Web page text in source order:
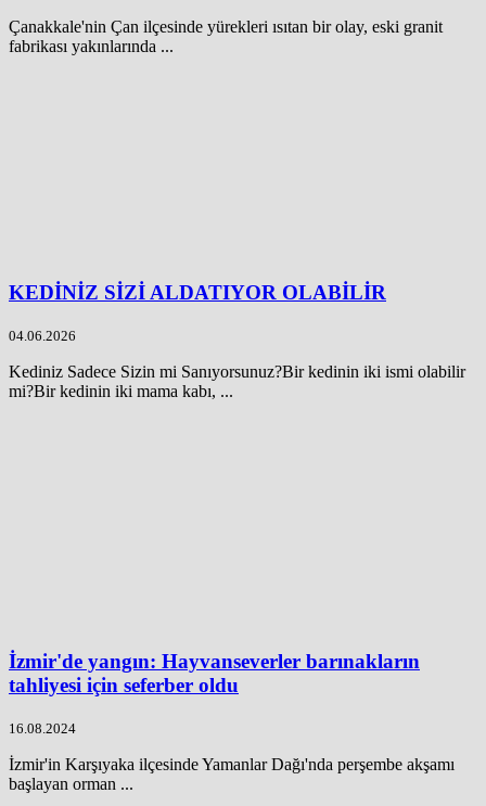
Çanakkale'nin Çan ilçesinde yürekleri ısıtan bir olay, eski granit
fabrikası yakınlarında ...
KEDİNİZ SİZİ ALDATIYOR OLABİLİR
04.06.2026
Kediniz Sadece Sizin mi Sanıyorsunuz?Bir kedinin iki ismi olabilir
mi?Bir kedinin iki mama kabı, ...
İzmir'de yangın: Hayvanseverler barınakların
tahliyesi için seferber oldu
16.08.2024
İzmir'in Karşıyaka ilçesinde Yamanlar Dağı'nda perşembe akşamı
başlayan orman ...